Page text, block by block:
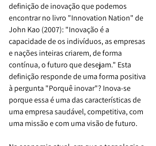
definição de inovação que podemos
encontrar no livro "Innovation Nation" de
John Kao (2007): "Inovação é a
capacidade de os indivíduos, as empresas
e nações inteiras criarem, de forma
contínua, o futuro que desejam." Esta
definição responde de uma forma positiva
à pergunta "Porquê inovar"? Inova-se
porque essa é uma das características de
uma empresa saudável, competitiva, com
uma missão e com uma visão de futuro.